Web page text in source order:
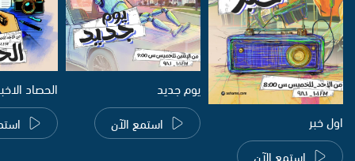
اول خبر
استمع الآن
يوم جديد
استمع الآن
الحصاد